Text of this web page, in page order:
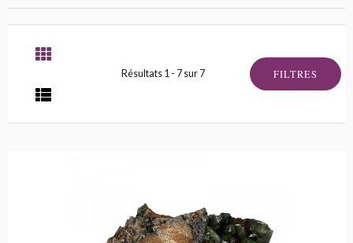
Résultats 1 - 7 sur 7 FILTRES